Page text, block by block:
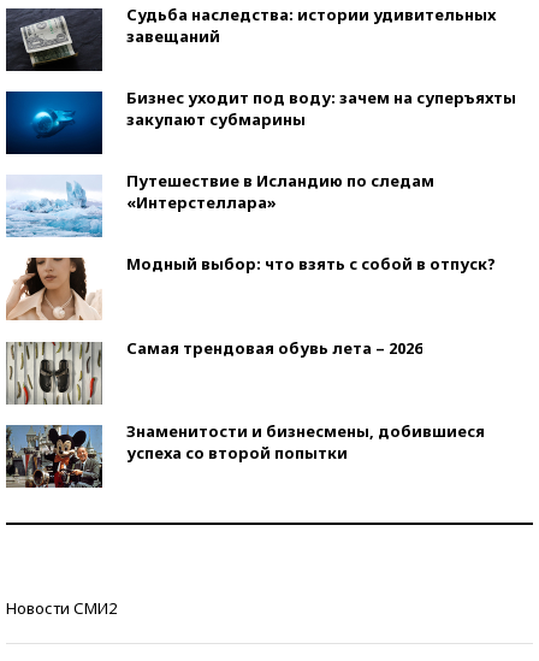
Судьба наследства: истории удивительных
завещаний
Бизнес уходит под воду: зачем на суперъяхты
закупают субмарины
Путешествие в Исландию по следам
«Интерстеллара»
Модный выбор: что взять с собой в отпуск?
Самая трендовая обувь лета – 2026
Знаменитости и бизнесмены, добившиеся
успеха со второй попытки
Новости СМИ2